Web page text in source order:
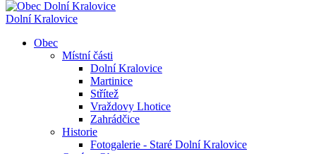
Dolní Kralovice
Obec
Místní části
Dolní Kralovice
Martinice
Střítež
Vraždovy Lhotice
Zahrádčice
Historie
Fotogalerie - Staré Dolní Kralovice